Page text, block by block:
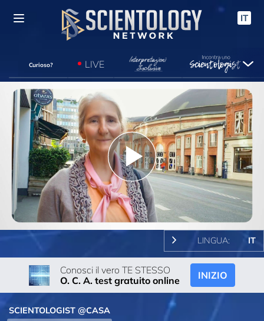
IT
Curioso? LIVE
Play
Video
LINGUA: IT
Conosci il vero TE STESSO
O. C. A. test gratuito online
INIZIO
SCIENTOLOGIST @CASA